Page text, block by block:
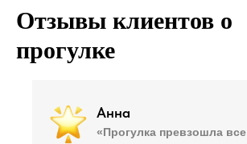
Отзывы клиентов о
прогулке
Анна
«Прогулка превзошла все